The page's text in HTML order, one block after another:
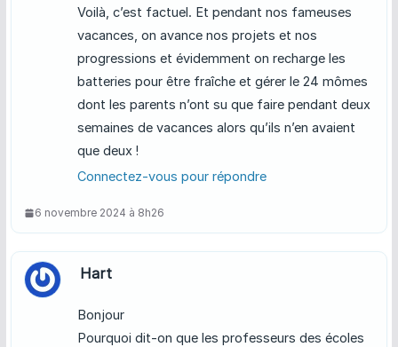
Voilà, c’est factuel. Et pendant nos fameuses
vacances, on avance nos projets et nos
progressions et évidemment on recharge les
batteries pour être fraîche et gérer le 24 mômes
dont les parents n’ont su que faire pendant deux
semaines de vacances alors qu’ils n’en avaient
que deux !
Connectez-vous pour répondre
6 novembre 2024 à 8h26
Hart
Bonjour
Pourquoi dit-on que les professeurs des écoles